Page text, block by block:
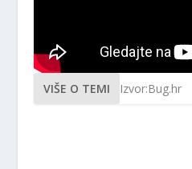
VIŠE O TEMI Izvor:Bug.hr